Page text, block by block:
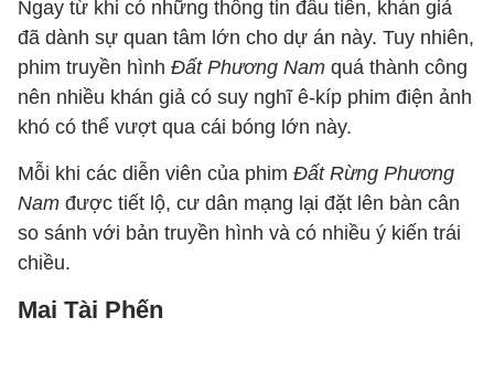
Ngay từ khi có những thông tin đầu tiên, khán giả
đã dành sự quan tâm lớn cho dự án này. Tuy nhiên,
phim truyền hình Đất Phương Nam quá thành công
nên nhiều khán giả có suy nghĩ ê-kíp phim điện ảnh
khó có thể vượt qua cái bóng lớn này.
Mỗi khi các diễn viên của phim Đất Rừng Phương
Nam được tiết lộ, cư dân mạng lại đặt lên bàn cân
so sánh với bản truyền hình và có nhiều ý kiến trái
chiều.
Mai Tài Phến